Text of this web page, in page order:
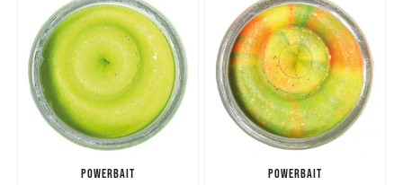
POWERBAIT POWERBAIT